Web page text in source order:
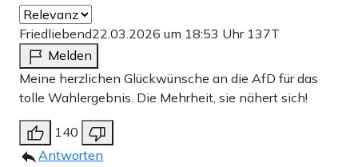
Friedliebend22.03.2026 um 18:53 Uhr 137T
Melden
Meine herzlichen Glückwünsche an die AfD für das
tolle Wahlergebnis. Die Mehrheit, sie nähert sich!
140
Antworten